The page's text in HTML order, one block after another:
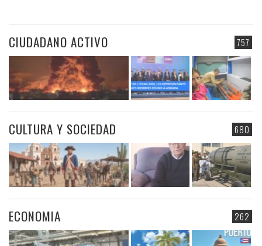
757
CIUDADANO ACTIVO
680
CULTURA Y SOCIEDAD
262
ECONOMIA